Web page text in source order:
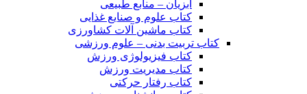
آبزیان – منابع طبیعی
کتاب علوم و صنایع غذایی
کتاب ماشین آلات کشاورزی
کتاب تربیت بدنی – علوم ورزشی
کتاب فیزیولوژی ورزش
کتاب مدیریت ورزش
کتاب رفتار حرکتی